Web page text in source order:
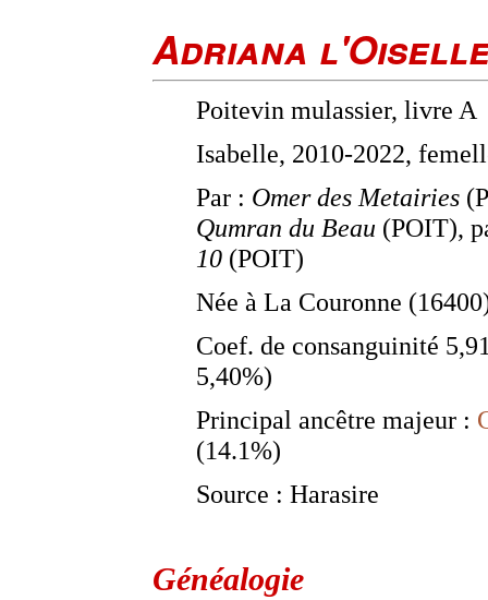
Adriana
Poitevin mulassier, livre A
Isabelle, 2010-2022,
Par : Omer des Metairies
Qumran du Beau (POIT),
10 (POIT)
Née à La Couronne
Coef. de consanguinité
5,40%)
Principal ancêtre majeur :
(14.1%)
Source : Harasire
Généalogie